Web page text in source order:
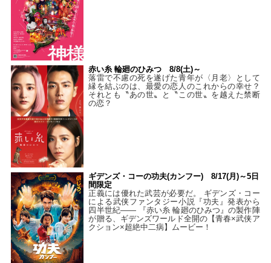
赤い糸 輪廻のひみつ 8/8(土)～
落雷で不慮の死を遂げた青年が〈月老〉として
縁を結ぶのは、最愛の恋人のこれからの幸せ？
それとも〝あの世〟と〝この世〟を越えた禁断
の恋？
ギデンズ・コーの功夫(カンフー) 8/17(月)～5日
間限定
正義には優れた武芸が必要だ。 ギデンズ・コー
による武侠ファンタジー小説『功夫』発表から
四半世紀―― 『赤い糸 輪廻のひみつ』の製作陣
が贈る、ギデンズワールド全開の【青春×武侠ア
クション×超絶中二病】ムービー！